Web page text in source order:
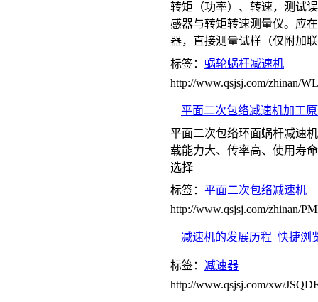
转矩（功率）、转速，测试
感器与转矩转速测量仪。应
器，直接测量试样（仅附加
标签： 蜗轮蜗杆减速机
http://www.qsjsj.com/zhinan/
平面二次包络减速机加工
平面二次包络环面蜗杆减速
载能力大、传率高、使用寿
选择
标签： 平面二次包络减速机
http://www.qsjsj.com/zhinan/
减速机的发展历程 快捷浏
标签： 减速器
http://www.qsjsj.com/xw/